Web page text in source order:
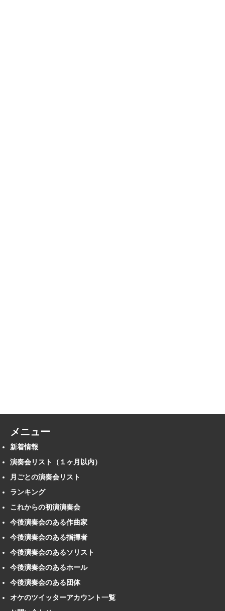
メニュー
新着情報
演奏会リスト（１ヶ月以内）
月ごとの演奏会リスト
ランキング
これからの初演演奏会
今後演奏会のある作曲家
今後演奏会のある指揮者
今後演奏会のあるソリスト
今後演奏会のあるホール
今後演奏会のある団体
オケのツイッターアカウント一覧